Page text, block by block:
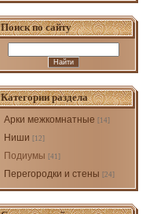
Поиск по сайту
Категории раздела
Арки межкомнатные [14]
Ниши [12]
Подиумы [41]
Перегородки и стены [24]